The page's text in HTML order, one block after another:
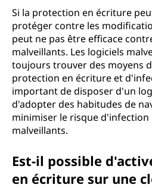
Si la protection en écriture
protéger contre les
peut ne pas être efficace
malveillants. Les logiciels
toujours trouver des moyens
protection en écriture et
important de disposer d'un
d'adopter des habitudes de
minimiser le risque d'infection
malveillants.
Est-il possible
en écriture sur une